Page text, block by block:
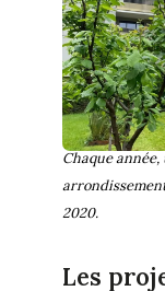
Chaque
2020.
Les